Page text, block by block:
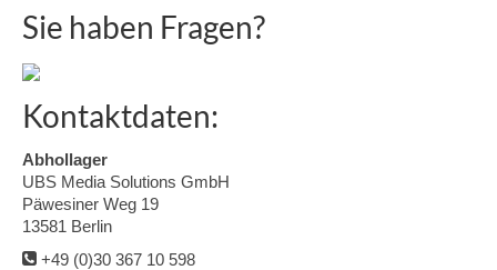
Sie haben Fragen?
Kontaktdaten:
Abhollager
UBS Media Solutions GmbH
Päwesiner Weg 19
13581 Berlin
+49 (0)30 367 10 598